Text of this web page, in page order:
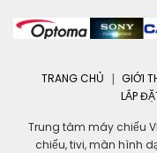
TRANG CHỦ GIỚI
LẮP
Trung tâm máy chiếu
chiếu, tivi, màn hình